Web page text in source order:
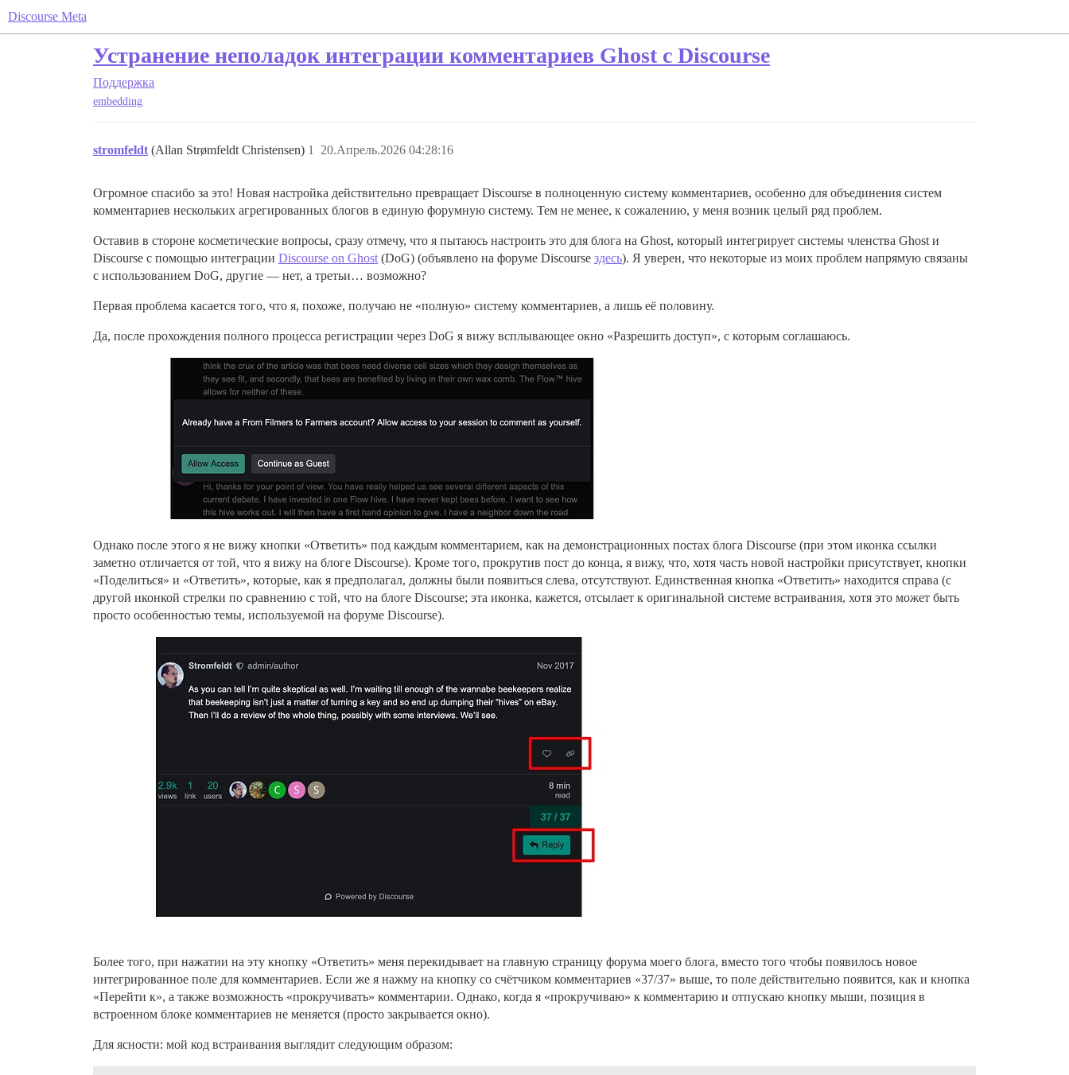
Discourse Meta
Устранение неполадок интеграции комментариев Ghost с Discourse
Поддержка
embedding
stromfeldt (Allan Strømfeldt Christensen) 20.Апрель.2026 04:28:16
1
Огромное спасибо за это! Новая настройка действительно превращает Discourse в полноценную систему комментариев, особенно для объединения систем
комментариев нескольких агрегированных блогов в единую форумную систему. Тем не менее, к сожалению, у меня возник целый ряд проблем.
Оставив в стороне косметические вопросы, сразу отмечу, что я пытаюсь настроить это для блога на Ghost, который интегрирует системы членства Ghost и
Discourse с помощью интеграции Discourse on Ghost (DoG) (объявлено на форуме Discourse здесь). Я уверен, что некоторые из моих проблем напрямую связаны
с использованием DoG, другие — нет, а третьи… возможно?
Первая проблема касается того, что я, похоже, получаю не «полную» систему комментариев, а лишь её половину.
Да, после прохождения полного процесса регистрации через DoG я вижу всплывающее окно «Разрешить доступ», с которым соглашаюсь.
Однако после этого я не вижу кнопки «Ответить» под каждым комментарием, как на демонстрационных постах блога Discourse (при этом иконка ссылки
заметно отличается от той, что я вижу на блоге Discourse). Кроме того, прокрутив пост до конца, я вижу, что, хотя часть новой настройки присутствует, кнопки
«Поделиться» и «Ответить», которые, как я предполагал, должны были появиться слева, отсутствуют. Единственная кнопка «Ответить» находится справа (с
другой иконкой стрелки по сравнению с той, что на блоге Discourse; эта иконка, кажется, отсылает к оригинальной системе встраивания, хотя это может быть
просто особенностью темы, используемой на форуме Discourse).
Более того, при нажатии на эту кнопку «Ответить» меня перекидывает на главную страницу форума моего блога, вместо того чтобы появилось новое
интегрированное поле для комментариев. Если же я нажму на кнопку со счётчиком комментариев «37/37» выше, то поле действительно появится, как и кнопка
«Перейти к», а также возможность «прокручивать» комментарии. Однако, когда я «прокручиваю» к комментарию и отпускаю кнопку мыши, позиция в
встроенном блоке комментариев не меняется (просто закрывается окно).
Для ясности: мой код встраивания выглядит следующим образом: